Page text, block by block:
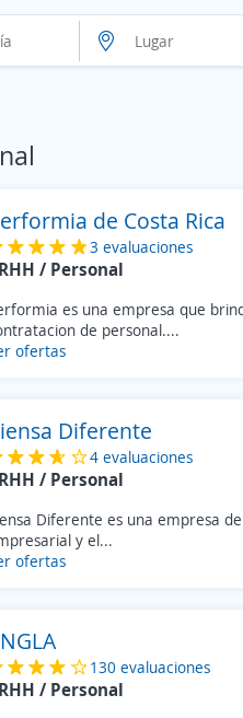
de Costa Rica
3 evaluaciones
/ Personal
es una empresa que
de personal....
ofertas
Diferente
4 evaluaciones
/ Personal
Diferente es una empresa
y el...
ofertas
130 evaluaciones
/ Personal